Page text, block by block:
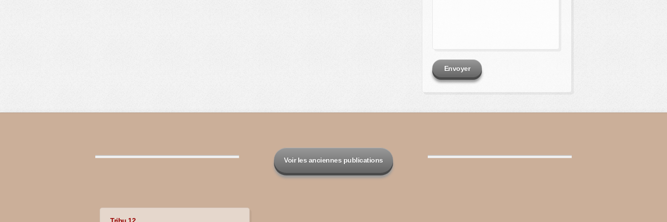
Envoyer
Voir les anciennes publications